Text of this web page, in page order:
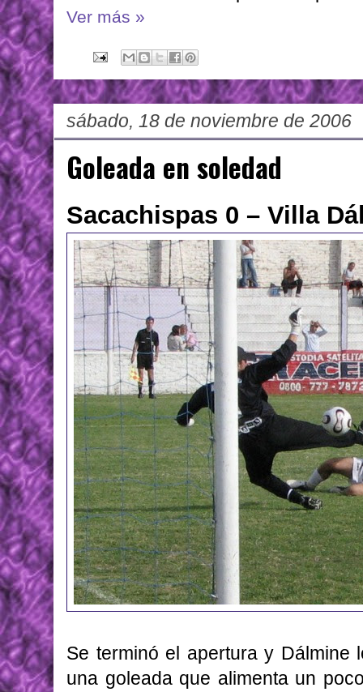
Ver más »
sábado, 18 de noviembre de 2006
Goleada en soledad
Sacachispas 0 – Villa
Se terminó el apertura y Dálmine
una goleada que alimenta un